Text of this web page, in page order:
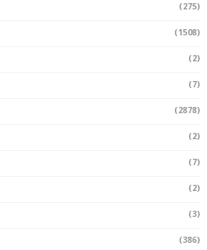
(275)
(1508)
(2)
(7)
(2878)
(2)
(7)
(2)
(3)
(386)